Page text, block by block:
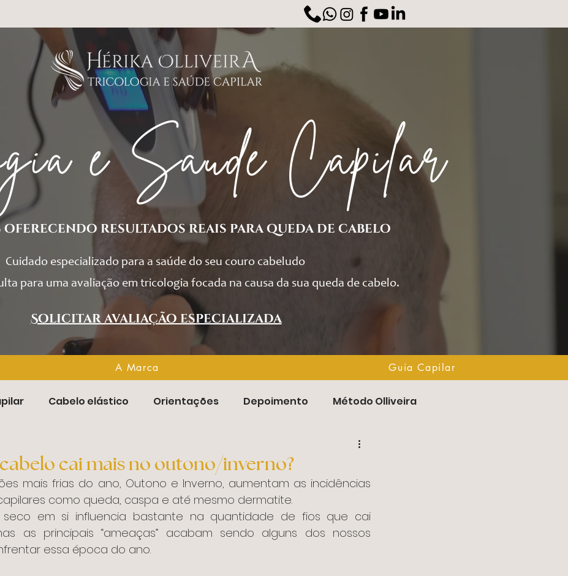
e Saúde Capilar
oferecendo resultados reais para queda de cabelo
A Marca Guia Capilar
Solicitar avaliação especializada
Cuidado especializado para a saúde do seu couro cabeludo
para uma avaliação em tricologia focada na causa da sua queda de cabelo.
Cabelo elástico Orientações Depoimento Método Olliveira
cai mais no outono/inverno?
como queda, caspa e até mesmo dermatite.
as principais “ameaças” acabam sendo alguns dos nossos
essa época do ano.
A Marca Guia Capilar